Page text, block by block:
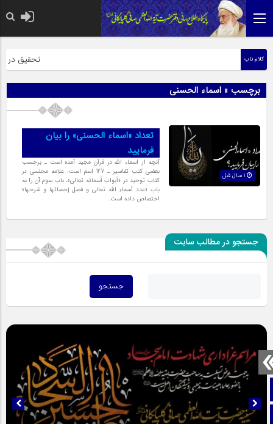
صفحه نخست
تماس با ما
کلام ناب تحقیق در
برچسب » اسماء الحسنی
تعداد «اسماء الحسنى» را بیان
فرمایید
آنچه از اسماء الله در قرآن مجید آمده است ـ برحسب
بعضى کتب تفاسیر ـ 127 اسم است. علامه مجلسى در
کتاب توحید در «أبواب أسمائه تعالى»، باب سوم آن را به
باب «عدد أسماء الله تعالى و فصل إحصائها و شرحها»
اختصاص داده است.
جستجو در مطالب سایت